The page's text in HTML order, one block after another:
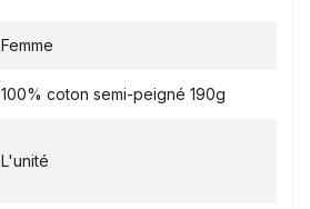
Femme
100% coton semi-peigné 190g
L'unité